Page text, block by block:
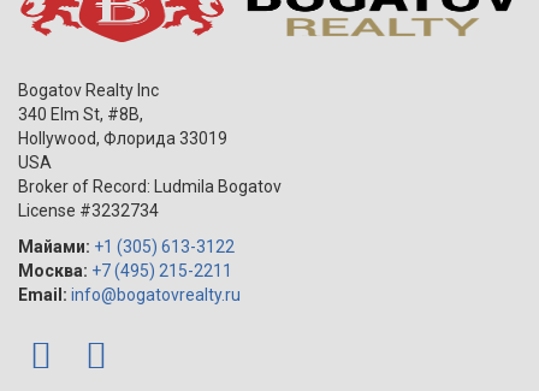
Bogatov Realty Inc
340 Elm St, #8B,
Hollywood, Флорида 33019
USA
Broker of Record: Ludmila Bogatov
License #3232734
Майами: +1 (305) 613-3122
Москва: +7 (495) 215-2211
Email: info@bogatovrealty.ru